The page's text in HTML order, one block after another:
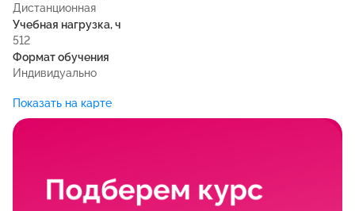
Дистанционная
Учебная нагрузка, ч
512
Формат обучения
Индивидуально
Показать на карте